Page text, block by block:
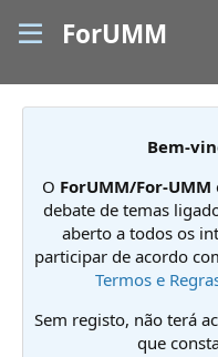
ForUMM
Bem-
O ForUMM/For-UMM
debate de temas
aberto a todos os
participar de acordo
Termos e
Sem registo, não terá
que